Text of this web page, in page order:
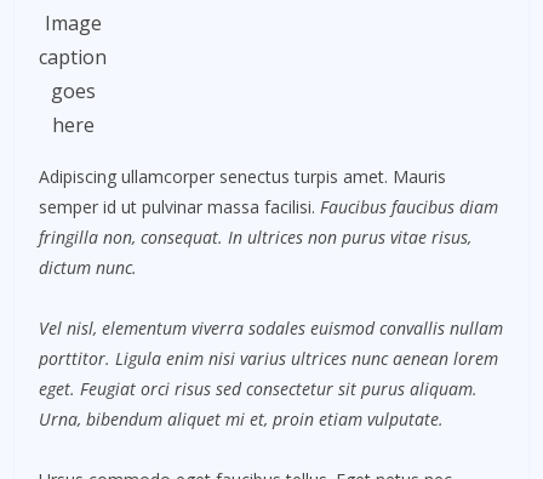
Image
caption
goes
here
Adipiscing ullamcorper senectus turpis amet. Mauris
semper id ut pulvinar massa facilisi. Faucibus faucibus diam
fringilla non, consequat. In ultrices non purus vitae risus,
dictum nunc.
Vel nisl, elementum viverra sodales euismod convallis nullam
porttitor. Ligula enim nisi varius ultrices nunc aenean lorem
eget. Feugiat orci risus sed consectetur sit purus aliquam.
Urna, bibendum aliquet mi et, proin etiam vulputate.